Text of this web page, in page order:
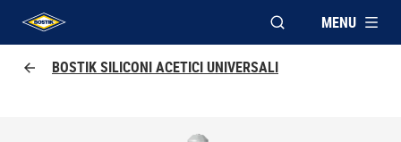
UHU logo
APRI FINESTRA
MENU
BOSTIK SILICONI ACETICI UNIVERSALI